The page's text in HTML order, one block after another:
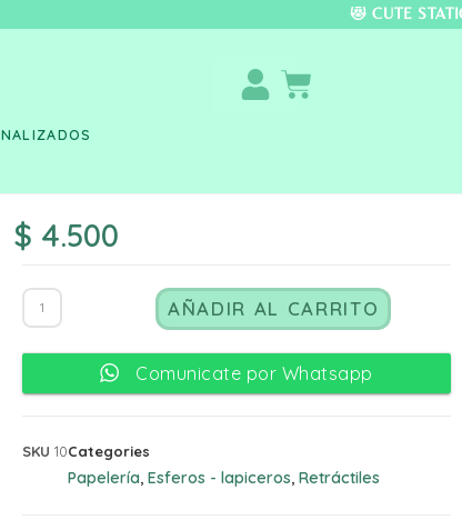
🚚 📦 😻
$ 4.500
AÑADIR AL CARRITO
Comunicate por Whatsapp
SKU 10Categories
Papelería Esferos - lapiceros Retráctiles